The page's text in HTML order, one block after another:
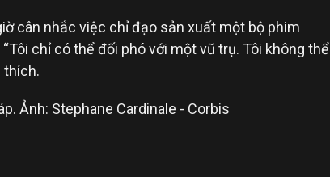
cân nhắc việc chỉ đạo sản xuất một bộ phim
chỉ có thể đối phó với một vũ trụ. Tôi không thể
thích.